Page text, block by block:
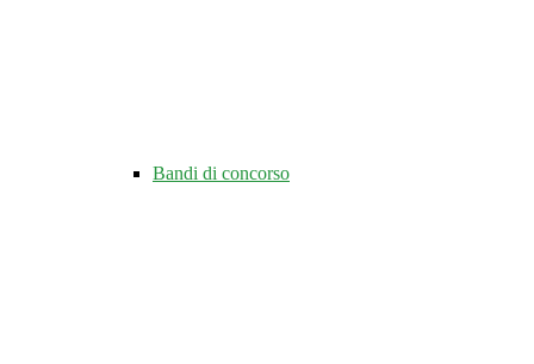
Bandi di concorso